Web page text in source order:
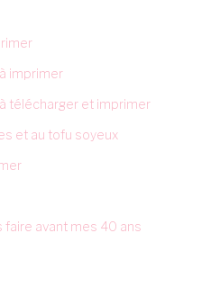
imprimer
télécharger et imprimer
et au tofu soyeux
faire avant mes 40 ans